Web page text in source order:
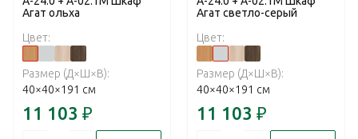
Агат ольха
Цвет:
Размер (Д×Ш×В):
40×40×191 см
11 103 ₽
Агат светло-серый
Цвет:
Размер (Д×Ш×В):
40×40×191 см
11 103 ₽